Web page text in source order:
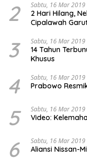
2 Sabtu, 16 Mar 2019
2 Hari Hilang,
Cipalawah
3 Sabtu, 16 Mar 2019
14 Tahun
Khusus
4 Sabtu, 16 Mar 2019
Prabowo
5 Sabtu, 16 Mar 2019
Video:
6 Sabtu, 16 Mar 2019
Aliansi Nissan-